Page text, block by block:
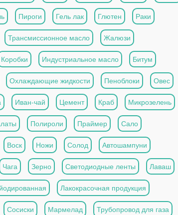
Пироги Гель лак Глютен Раки
Трансмиссионное масло Жалюзи
Коробки Индустриальное масло Битум
Охлаждающие жидкости Пеноблоки Овес
Иван-чай Цемент Краб Микрозелень
Полироли Праймер Сало
Воск Ножи Солод Автошампуни
Чага Зерно Светодиодные ленты Лаваш
Лакокрасочная продукция
Сосиски Мармелад Трубопровод для газа